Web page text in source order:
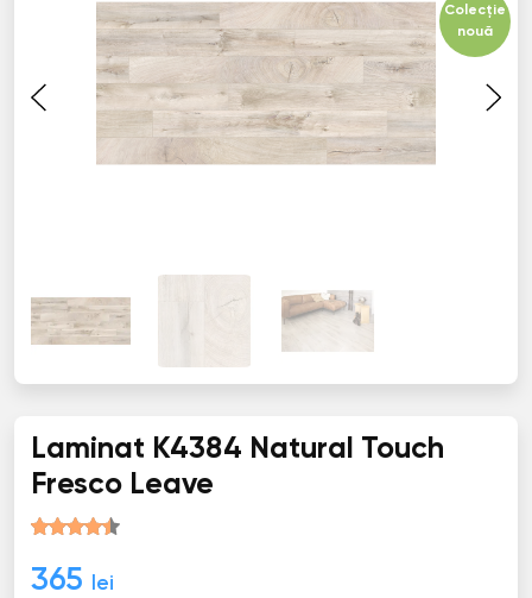
Colecție
nouă
Laminat K4384 Natural Touch
Fresco Leave
365 lei